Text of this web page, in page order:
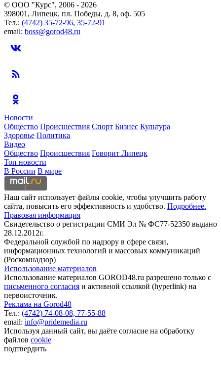
© ООО "Курс", 2006 - 2026
398001, Липецк, пл. Победы, д. 8, оф. 505
Тел.: (4742) 35-72-96, 35-72-91
email: boss@gorod48.ru
Новости
Общество Происшествия Спорт Бизнес Культура
Здоровье Политика
Видео
Общество Происшествия Говорит Липецк
Топ новости
В России В мире
Наш сайт использует файлы cookie, чтобы улучшить работу
сайта, повысить его эффективность и удобство. Подробнее.
Правовая информация
Свидетельство о регистрации СМИ Эл № ФС77-52350 выдано
28.12.2012г.
Федеральной службой по надзору в сфере связи,
информационных технологий и массовых коммуникаций
(Роскомнадзор)
Использование материалов
Использование материалов GOROD48.ru разрешено только с
письменного согласия и активной ссылкой (hyperlink) на
первоисточник.
Реклама на Gorod48
Тел.: (4742) 74-08-08, 77-55-88
email: info@pridemedia.ru
Используя данный сайт, вы даёте согласие на обработку
файлов cookie
подтвердить